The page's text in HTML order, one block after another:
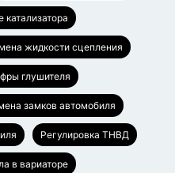
катализатора
жидкости сцепления
глушителя
замков автомобиля
Регулировка ТНВД
в вариаторе